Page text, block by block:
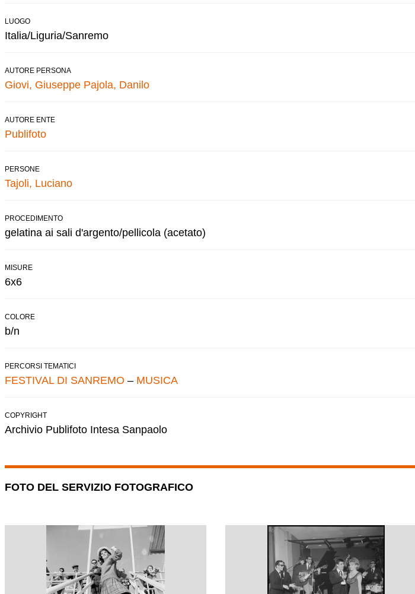
LUOGO
Italia/Liguria/Sanremo
AUTORE PERSONA
Giovi, Giuseppe Pajola, Danilo
AUTORE ENTE
Publifoto
PERSONE
Tajoli, Luciano
PROCEDIMENTO
gelatina ai sali d'argento/pellicola (acetato)
MISURE
6x6
COLORE
b/n
PERCORSI TEMATICI
FESTIVAL DI SANREMO – MUSICA
COPYRIGHT
Archivio Publifoto Intesa Sanpaolo
FOTO DEL SERVIZIO FOTOGRAFICO